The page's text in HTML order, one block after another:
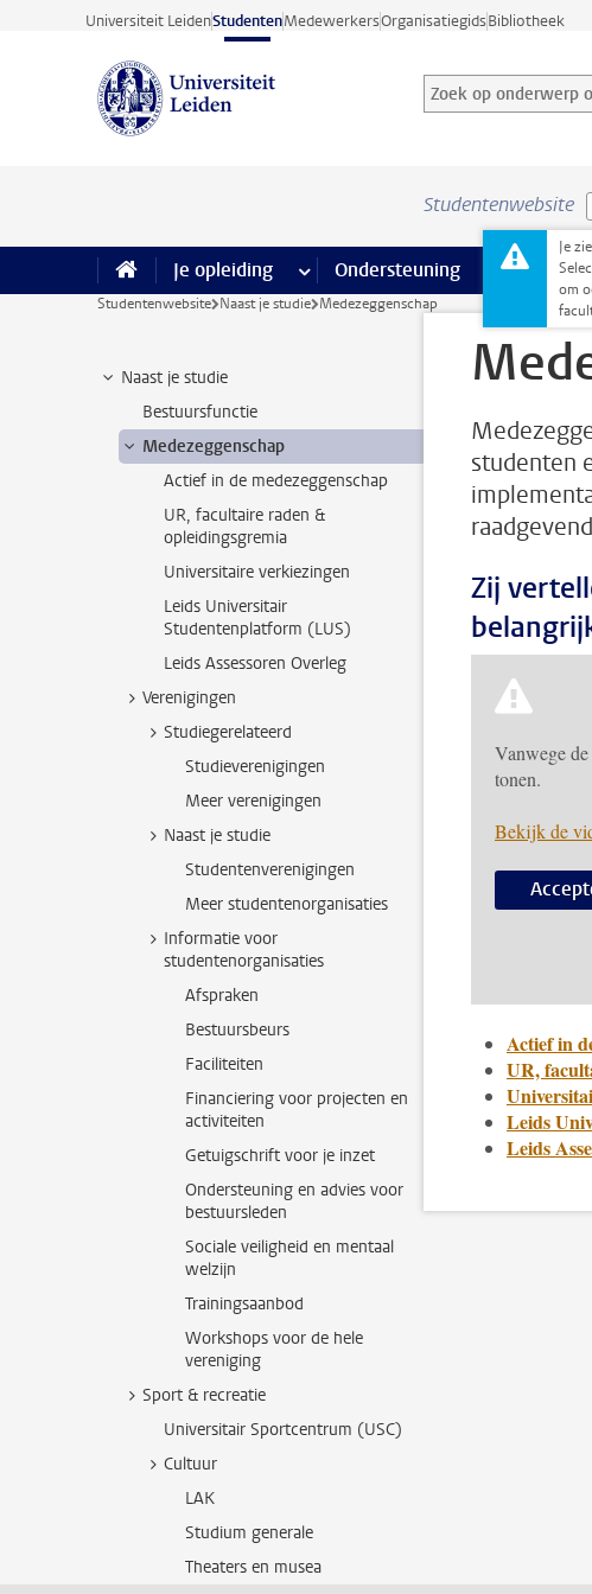
Ga direct naar de inhoud
Universiteit LeidenStudentenMedewerkersOrganisatiegidsBibliotheek
Zoek op onderwerp
Zoekterm
Studentenwebsite
Je
om
Je opleiding meer Je opleiding pagina’s
Ondersteuning meer
Studentenwebsite Naast je studie Medezeggenschap
Naast je studie
Bestuursfunctie
Medezeggenschap
Actief in de medezeggenschap
UR, facultaire raden &
opleidingsgremia
Universitaire verkiezingen
Leids Universitair
Studentenplatform (LUS)
Leids Assessoren Overleg
Verenigingen
Studiegerelateerd
Studieverenigingen
Meer verenigingen
Naast je studie
Studentenverenigingen
Meer studentenorganisaties
Informatie voor
studentenorganisaties
Afspraken
Bestuursbeurs
Faciliteiten
Financiering voor projecten en
activiteiten
Getuigschrift voor je inzet
Ondersteuning en advies voor
bestuursleden
Sociale veiligheid en mentaal
welzijn
Trainingsaanbod
Workshops voor de hele
vereniging
Sport & recreatie
Universitair Sportcentrum (USC)
Cultuur
LAK
Studium generale
Theaters en musea
studenten
Zij
Vanwege
tonen.
Bekijk de
Actief in
UR,
Leids
Leids